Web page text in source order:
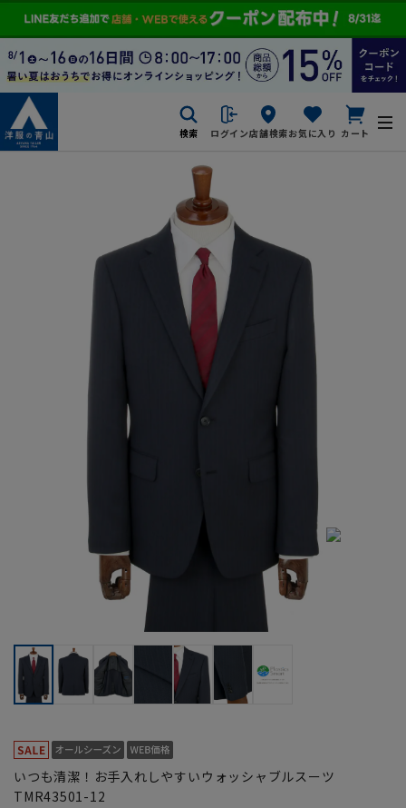
検索 ログイン店舗検索お気に入り カート
いつも清潔！お手入れしやすいウォッシャブルスーツ
TMR43501-12